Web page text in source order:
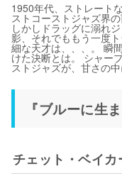
1950年代、ストレート
ストコーストジャズ界
しかしドラッグに溺れ
影、それでももう一度
細な天才は、、、。 瞬
けた決断とは。 シャー
ストジャズが、甘さの
『ブルーに生
チェット・ベイ